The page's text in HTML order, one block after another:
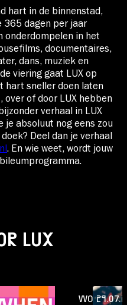
hart in de binnenstad,
365 dagen per jaar
onderdompelen in het
documentaires,
dans, muziek en
viering gaat LUX op
hart sneller doen laten
over of door LUX hebben
verhaal in LUX
je absoluut nog eens zou
Deel dan je verhaal
. En wie weet, wordt jouw
LUX
WO